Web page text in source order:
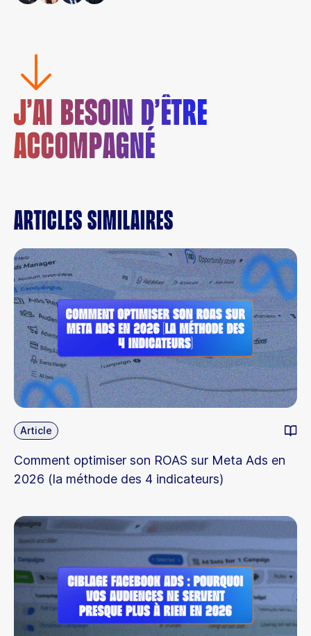
J’AI BESOIN D’ÊTRE
ACCOMPAGNÉ
Articles similaires
Article
Comment optimiser son ROAS sur Meta Ads en
2026 (la méthode des 4 indicateurs)